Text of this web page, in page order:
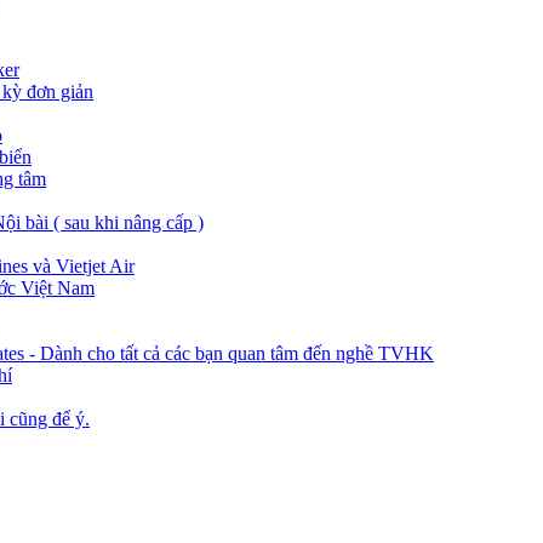
đơn giản
tâm
bài ( sau khi nâng cấp )
và Vietjet Air
Việt Nam
- Dành cho tất cả các bạn quan tâm đến nghề TVHK
cũng để ý.